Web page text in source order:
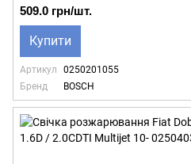
509.0 грн/шт.
Купити
Артикул
0250201055
Бренд
BOSCH